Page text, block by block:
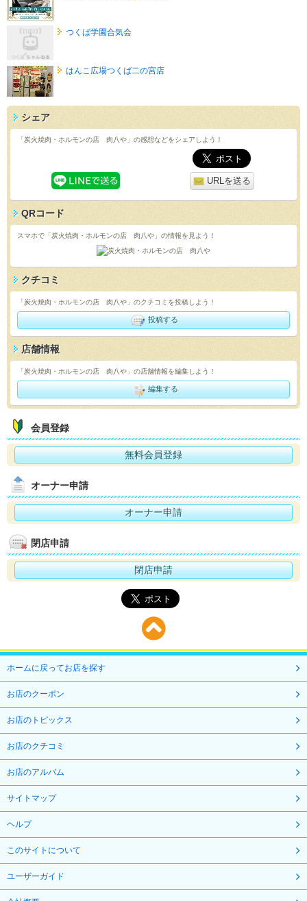
つくば学園合気会
はんこ広場つくば二の宮店
シェア
「炭火焼肉・ホルモンの店 肉八や」の感想などをシェアしよう！
URLを送る
QRコード
スマホで「炭火焼肉・ホルモンの店 肉八や」の情報を見よう！
クチコミ
「炭火焼肉・ホルモンの店 肉八や」のクチコミを投稿しよう！
投稿する
店舗情報
「炭火焼肉・ホルモンの店 肉八や」の店舗情報を編集しよう！
編集する
会員登録
無料会員登録
オーナー申請
オーナー申請
閉店申請
閉店申請
ホームに戻ってお店を探す
お店のクーポン
お店のトピックス
お店のクチコミ
お店のアルバム
サイトマップ
ヘルプ
このサイトについて
ユーザーガイド